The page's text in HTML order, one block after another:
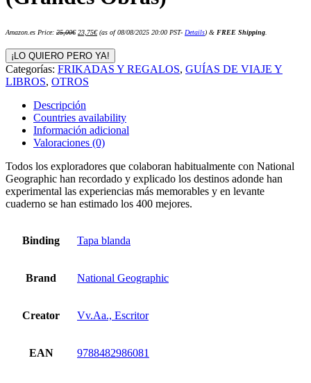
Amazon.es Price: 25,00€ precio
era:
25,00€.
23,75€precio
es:
23,75€.
(as of 08/08/2025 20:00 PST- Details) & FREE Shipping
¡LO QUIERO PERO YA!
Categorías: FRIKADAS Y REGALOS, GUÍAS DE VIAJE Y
LIBROS, OTROS
Descripción
Countries availability
Información adicional
Valoraciones (0)
Todos los exploradores que colaboran habitualmente con National
Geographic han recordado y explicado los destinos adonde han
experimental las experiencias más memorables y en levante
cuaderno se han estimado los 400 mejores.
Binding Tapa blanda
Brand National Geographic
Creator Vv.Aa., Escritor
EAN 9788482986081